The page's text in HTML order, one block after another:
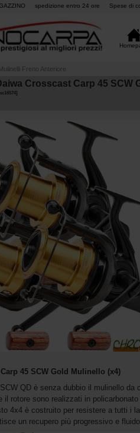
spedizione entro 24 ore Spese di
Freno Anteriore
Crosscast Carp 45 SCW
]
45 SCW Gold Mulinello (x4)
QD è senza dubbio il mulinello
il rotore sono realizzati in
4x4 è costruito per resistere a tutti i
un recupero più progressivo e